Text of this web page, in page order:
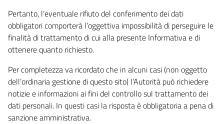
Pertanto, l’eventuale rifiuto del conferimento dei dati
obbligatori comporterà l’oggettiva impossibilità di perseguire le
finalità di trattamento di cui alla presente Informativa e di
ottenere quanto richiesto.
Per completezza va ricordato che in alcuni casi (non oggetto
dell’ordinaria gestione di questo sito) l’Autorità può richiedere
notizie e informazioni ai fini del controllo sul trattamento dei
dati personali. In questi casi la risposta è obbligatoria a pena di
sanzione amministrativa.